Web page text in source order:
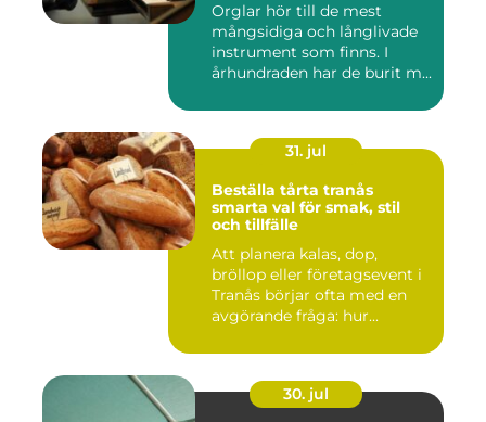
Orglar hör till de mest
mångsidiga och långlivade
instrument som finns. I
århundraden har de burit m...
31. jul
Beställa tårta tranås
smarta val för smak, stil
och tillfälle
Att planera kalas, dop,
bröllop eller företagsevent i
Tranås börjar ofta med en
avgörande fråga: hur...
30. jul